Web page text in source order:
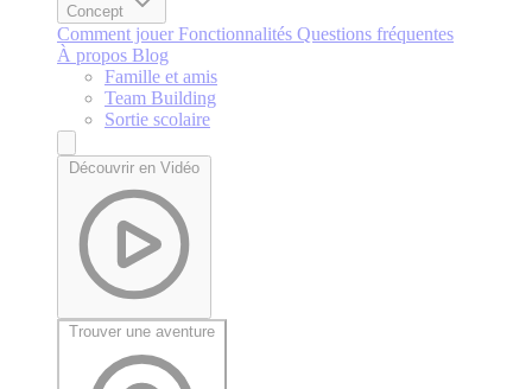
Concept
Comment jouer Fonctionnalités Questions fréquentes
À propos Blog
Famille et amis
Team Building
Sortie scolaire
Découvrir en Vidéo
Trouver une aventure